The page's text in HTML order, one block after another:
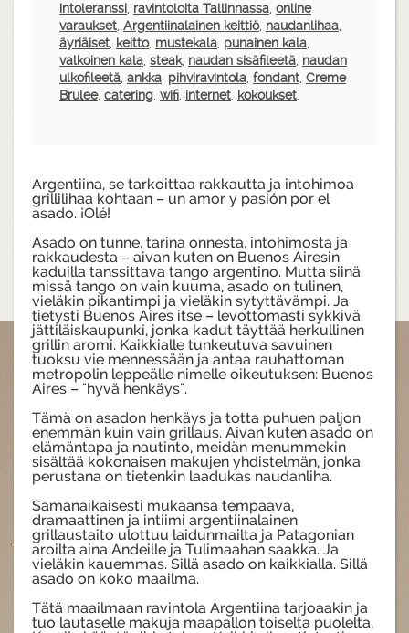
intoleranssi, ravintoloita Tallinnassa, online
varaukset, Argentiinalainen keittiö, naudanlihaa,
äyriäiset, keitto, mustekala, punainen kala,
valkoinen kala, steak, naudan sisäfileetä, naudan
ulkofileetä, ankka, pihviravintola, fondant, Creme
Brulee, catering, wifi, internet, kokoukset,
Argentiina, se tarkoittaa rakkautta ja intohimoa
grillilihaa kohtaan – un amor y pasión por el
asado. ¡Olé!
Asado on tunne, tarina onnesta, intohimosta ja
rakkaudesta – aivan kuten on Buenos Airesin
kaduilla tanssittava tango argentino. Mutta siinä
missä tango on vain kuuma, asado on tulinen,
vieläkin pikantimpi ja vieläkin sytyttävämpi. Ja
tietysti Buenos Aires itse – levottomasti sykkivä
jättiläiskaupunki, jonka kadut täyttää herkullinen
grillin aromi. Kaikkialle tunkeutuva savuinen
tuoksu vie mennessään ja antaa rauhattoman
metropolin leppeälle nimelle oikeutuksen: Buenos
Aires – "hyvä henkäys".
Tämä on asadon henkäys ja totta puhuen paljon
enemmän kuin vain grillaus. Aivan kuten asado on
elämäntapa ja nautinto, meidän menummekin
sisältää kokonaisen makujen yhdistelmän, jonka
perustana on tietenkin laadukas naudanliha.
Samanaikaisesti mukaansa tempaava,
dramaattinen ja intiimi argentiinalainen
grillaustaito ulottuu laidunmailta ja Patagonian
aroilta aina Andeille ja Tulimaahan saakka. Ja
vieläkin kauemmas. Sillä asado on kaikkialla. Sillä
asado on koko maailma.
Tätä maailmaan ravintola Argentiina tarjoaakin ja
tuo lautaselle makuja maapallon toiselta puolelta,